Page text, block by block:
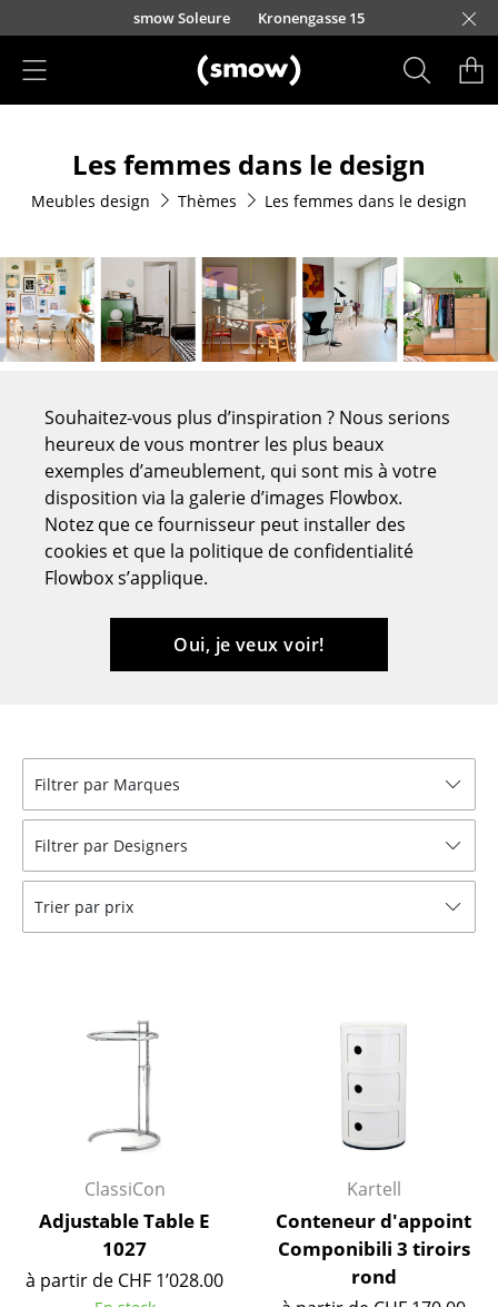
Accéder directement au contenu
smow Soleure Kronengasse 15
Sièges
Chaises de cuisine & salle à manger
Canapés
Fauteuils
Fauteuils lounge
Chaises cantilever
Chaises et Tabourets de bar
Tabourets
Bancs & Chaises longues
Poufs poires
Chaises de bureau
Chaises de conférence
Fauteuils de direction
Pièces détachées
Tables
Tables de repas
Tables d’appoint
Secrétaires & Tables PC
Tables de conférence et Pupitres
Les femmes dans le design
Meubles design Thèmes Les femmes dans le design
Souhaitez-vous plus d’inspiration ? Nous serions
heureux de vous montrer les plus beaux
exemples d’ameublement, qui sont mis à votre
disposition via la galerie d’images Flowbox.
Notez que ce fournisseur peut installer des
cookies et que la politique de confidentialité
Flowbox s’applique.
Oui, je veux voir!
Filtrer par Marques
Filtrer par Designers
Trier par prix
ClassiCon
Adjustable Table E
1027
à partir de CHF 1’028.00
Kartell
Conteneur d'appoint
Componibili 3 tiroirs
rond